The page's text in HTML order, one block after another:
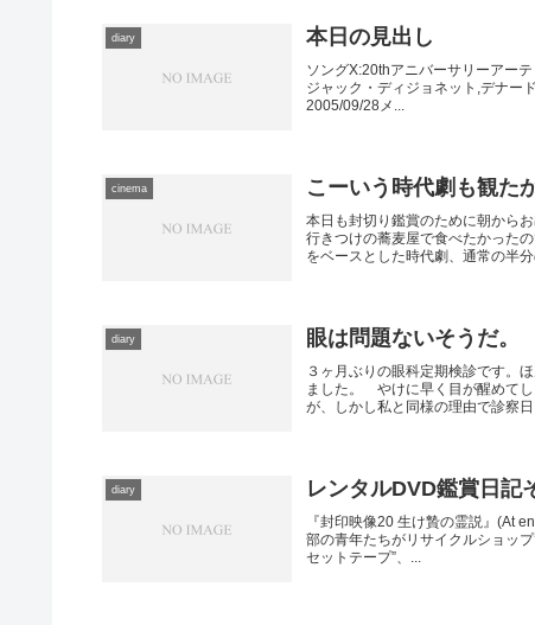
diary 本日の見出し
ソングX:20thアニバーサリーアー
ジャック・ディジョネット,デナー
2005/09/28メ...
cinema こーいう時代劇も観た
本日も封切り鑑賞のために朝から
行きつけの蕎麦屋で食べたかった
をベースとした時代劇、通常の半
diary 眼は問題ないそうだ。
３ヶ月ぶりの眼科定期検診です。
ました。 やけに早く目が醒めて
が、しかし私と同様の理由で診察
diary レンタルDVD鑑賞日記
『封印映像20 生け贄の霊説』(At
部の青年たちがリサイクルショッ
セットテープ”、...